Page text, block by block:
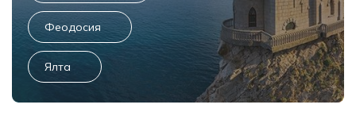
Феодосия
Ялта